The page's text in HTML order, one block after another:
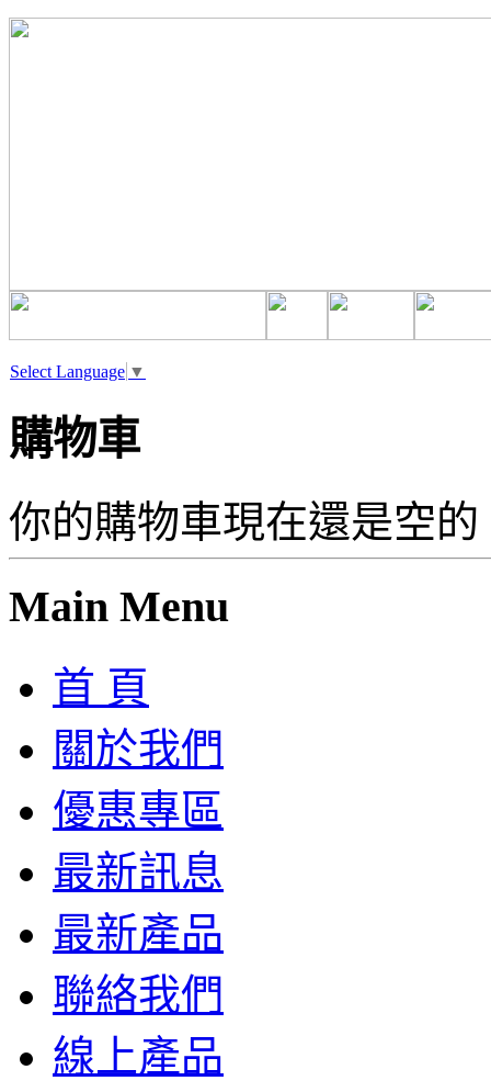
Select Language ▼
購物車
你的購物車現在還是空的
Main Menu
首 頁
關於我們
優惠專區
最新訊息
最新產品
聯絡我們
線上產品